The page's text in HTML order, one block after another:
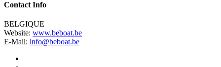
Contact Info
BELGIQUE
Website: www.beboat.be
E-Mail: info@beboat.be